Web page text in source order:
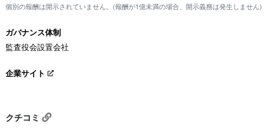
個別の報酬は開示されていません。(報酬が1億未満の場合、開示義務は発生しません)
ガバナンス体制
監査役会設置会社
企業サイト
クチコミ